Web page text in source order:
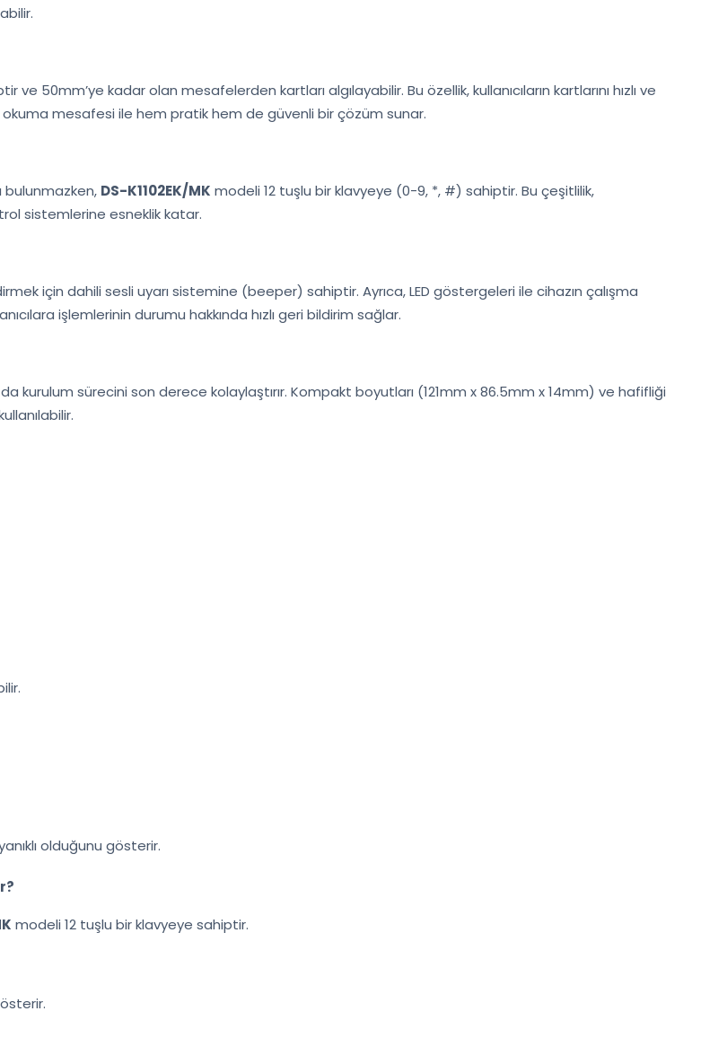
ve 50mm’ye kadar olan mesafelerden kartları algılayabilir. Bu özellik, kullanıcıların kartlarını hızlı ve
mesafesi ile hem pratik hem de güvenli bir çözüm sunar.
bulunmazken, DS-K1102EK/MK modeli 12 tuşlu bir klavyeye (0-9, *, #) sahiptir. Bu çeşitlilik,
sistemlerine esneklik katar.
için dahili sesli uyarı sistemine (beeper) sahiptir. Ayrıca, LED göstergeleri ile cihazın çalışma
işlemlerinin durumu hakkında hızlı geri bildirim sağlar.
kurulum sürecini son derece kolaylaştırır. Kompakt boyutları (121mm x 86.5mm x 14mm) ve hafifliği
olduğunu gösterir.
modeli 12 tuşlu bir klavyeye sahiptir.